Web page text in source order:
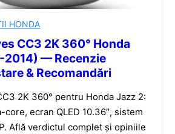
HONDA
CC3 2K 360° Honda
2014) — Recenzie
& Recomandări
2K 360° pentru Honda Jazz 2:
ecran QLED 10.36″, sistem
Află verdictul complet și opiniile